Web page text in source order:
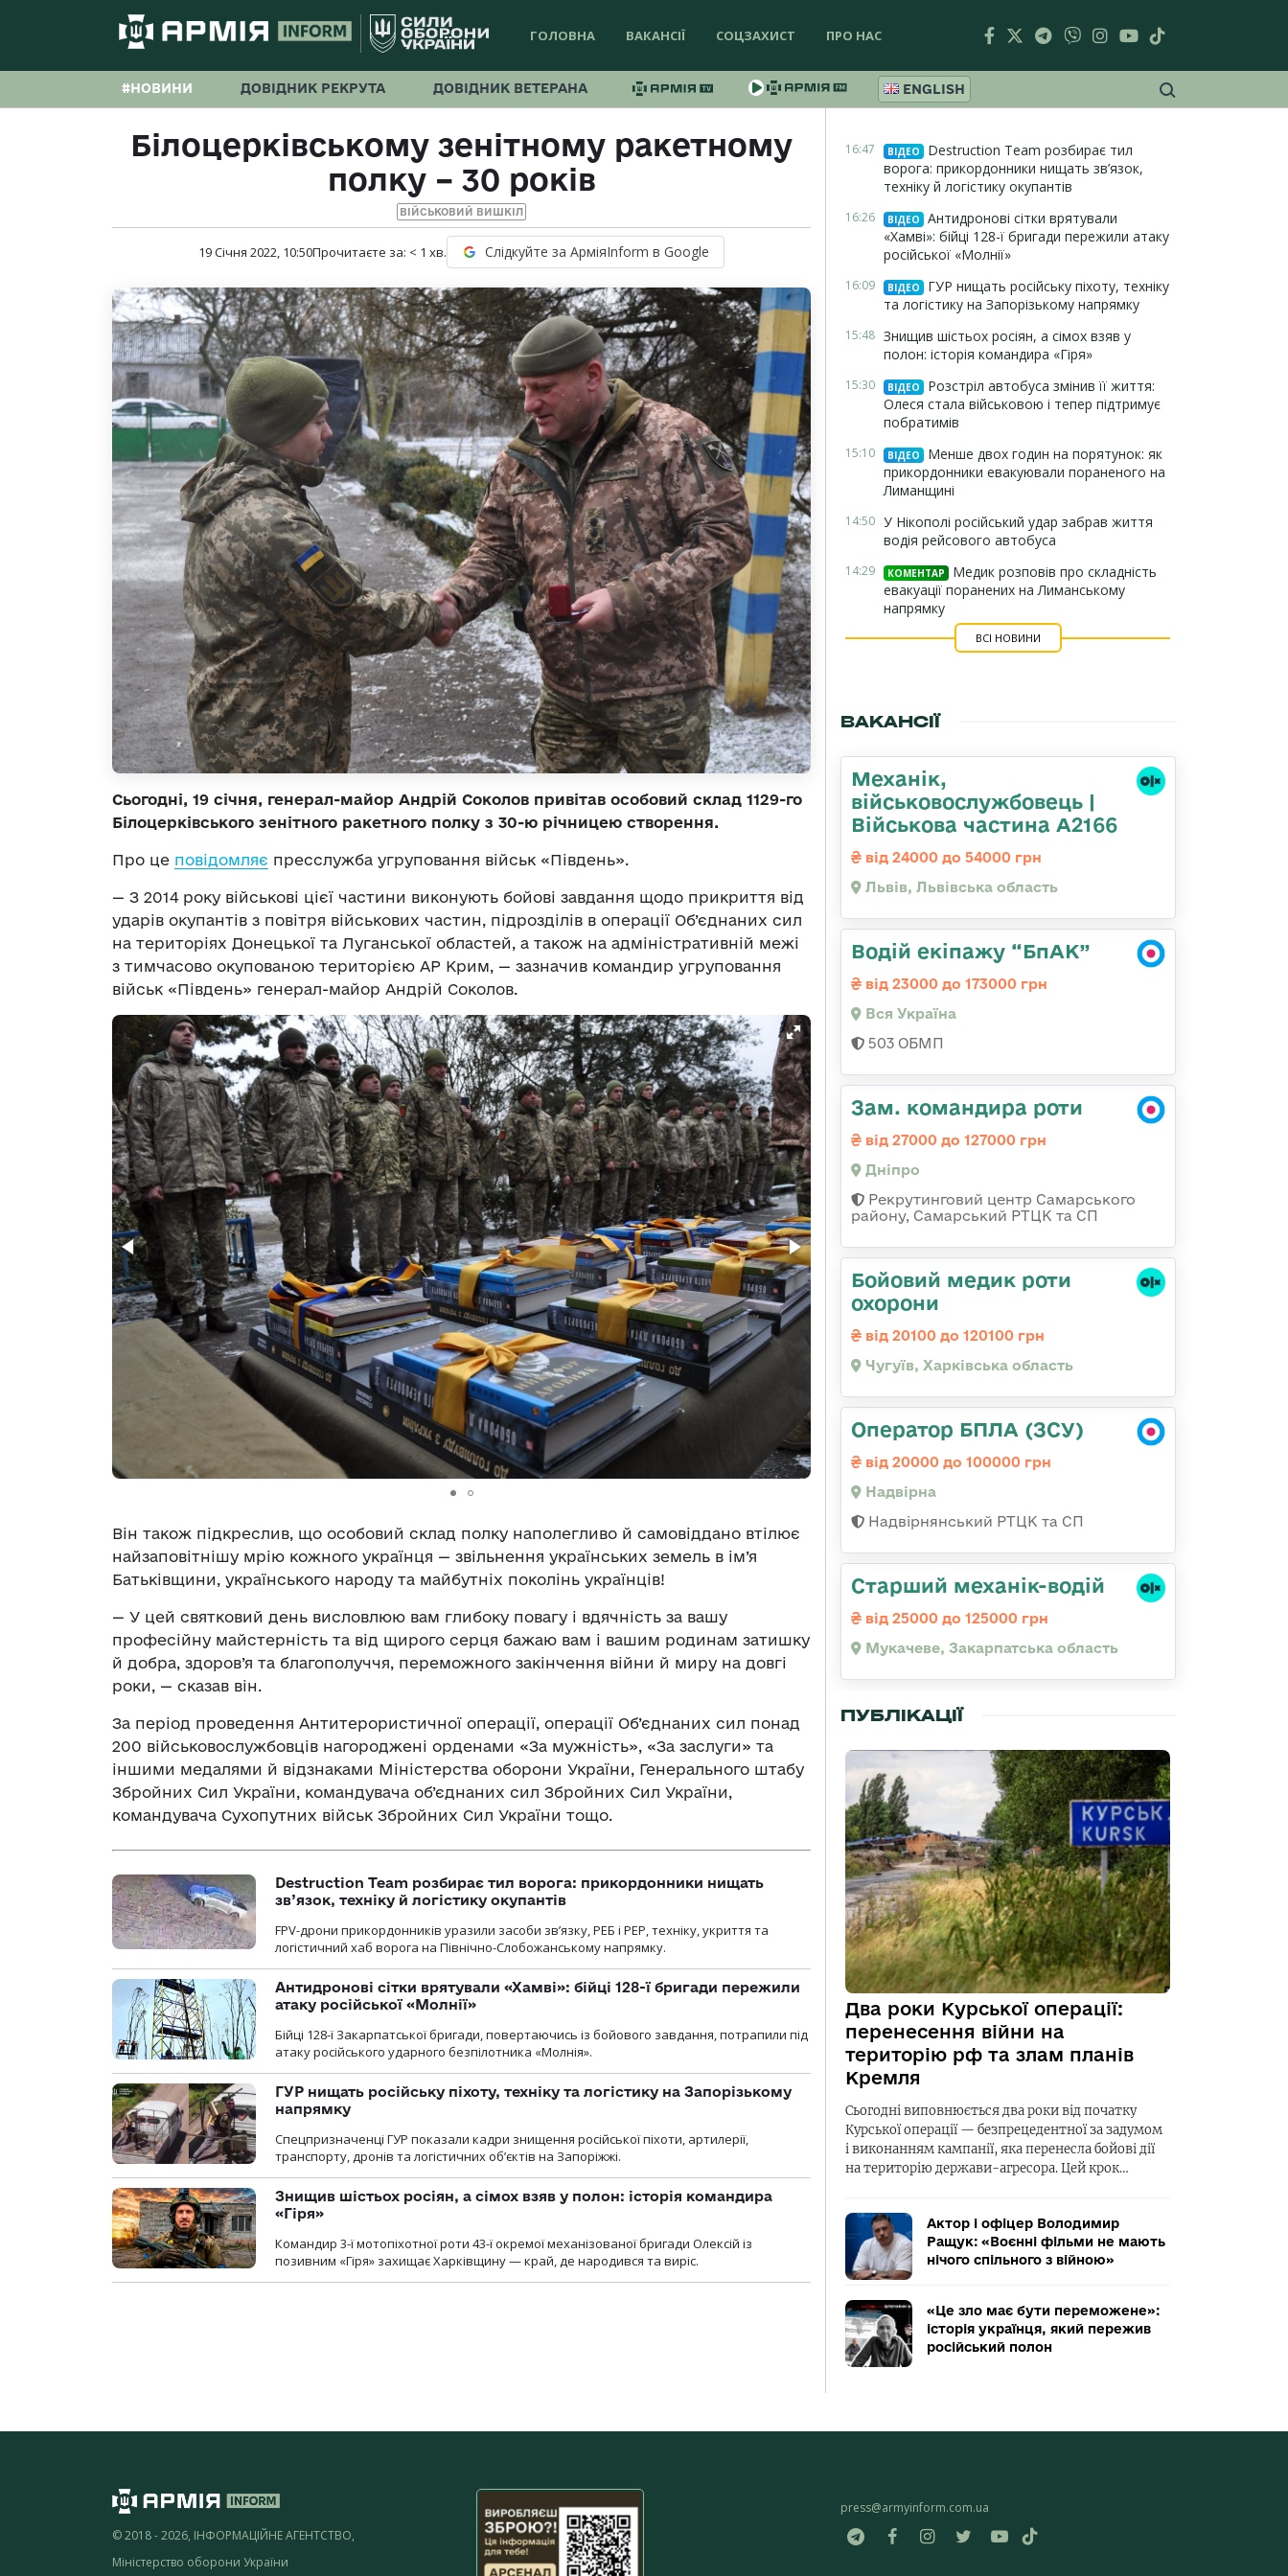
ГОЛОВНА ВАКАНСІЇ СОЦЗАХИСТ ПРО НАС
#НОВИНИ ДОВІДНИК РЕКРУТА ДОВІДНИК ВЕТЕРАНА ENGLISH
Білоцерківському зенітному ракетному
полку – 30 років
ВІЙСЬКОВИЙ ВИШКІЛ
19 Січня 2022, 10:50Прочитаєте за: < 1 хв. Слідкуйте за АрміяInform в Google
Сьогодні, 19 січня, генерал-майор Андрій Соколов привітав особовий склад 1129-го
Білоцерківського зенітного ракетного полку з 30-ю річницею створення.
Про це повідомляє пресслужба угруповання військ «Південь».
— З 2014 року військові цієї частини виконують бойові завдання щодо прикриття від
ударів окупантів з повітря військових частин, підрозділів в операції Об’єднаних сил
на територіях Донецької та Луганської областей, а також на адміністративній межі
з тимчасово окупованою територією АР Крим, — зазначив командир угруповання
військ «Південь» генерал-майор Андрій Соколов.
Він також підкреслив, що особовий склад полку наполегливо й самовіддано втілює
найзаповітнішу мрію кожного українця — звільнення українських земель в ім’я
Батьківщини, українського народу та майбутніх поколінь українців!
— У цей святковий день висловлюю вам глибоку повагу і вдячність за вашу
професійну майстерність та від щирого серця бажаю вам і вашим родинам затишку
й добра, здоров’я та благополуччя, переможного закінчення війни й миру на довгі
роки, — сказав він.
За період проведення Антитерористичної операції, операції Об’єднаних сил понад
200 військовослужбовців нагороджені орденами «За мужність», «За заслуги» та
іншими медалями й відзнаками Міністерства оборони України, Генерального штабу
Збройних Сил України, командувача об’єднаних сил Збройних Сил України,
командувача Сухопутних військ Збройних Сил України тощо.
Destruction Team розбирає тил ворога: прикордонники нищать
зв’язок, техніку й логістику окупантів
FPV-дрони прикордонників уразили засоби зв’язку, РЕБ і РЕР, техніку, укриття та
логістичний хаб ворога на Північно-Слобожанському напрямку.
Антидронові сітки врятували «Хамві»: бійці 128-ї бригади пережили
атаку російської «Молнії»
Бійці 128-ї Закарпатської бригади, повертаючись із бойового завдання, потрапили під
атаку російського ударного безпілотника «Молнія».
ГУР нищать російську піхоту, техніку та логістику на Запорізькому
напрямку
Спецпризначенці ГУР показали кадри знищення російської піхоти, артилерії,
транспорту, дронів та логістичних об’єктів на Запоріжжі.
Знищив шістьох росіян, а сімох взяв у полон: історія командира
«Гіря»
Командир 3-ї мотопіхотної роти 43-ї окремої механізованої бригади Олексій із
позивним «Гіря» захищає Харківщину — край, де народився та виріс.
16:47 ВІДЕО
Destruction Team розбирає тил
ворога: прикордонники нищать зв’язок,
техніку й логістику окупантів
16:26 ВІДЕО
Антидронові сітки врятували
«Хамві»: бійці 128-ї бригади пережили атаку
російської «Молнії»
16:09 ВІДЕО
ГУР нищать російську піхоту, техніку
та логістику на Запорізькому напрямку
15:48 Знищив шістьох росіян, а сімох взяв у
полон: історія командира «Гіря»
15:30 ВІДЕО
Розстріл автобуса змінив її життя:
Олеся стала військовою і тепер підтримує
побратимів
15:10 ВІДЕО
Менше двох годин на порятунок: як
прикордонники евакуювали пораненого на
Лиманщині
14:50 У Нікополі російський удар забрав життя
водія рейсового автобуса
14:29 КОМЕНТАР
Медик розповів про складність
евакуації поранених на Лиманському
напрямку
ВСІ НОВИНИ
ВАКАНСІЇ
Механік,
військовослужбовець |
Військова частина А2166
від 24000 до 54000 грн
Львів, Львівська область
Водій екіпажу “БпАК”
від 23000 до 173000 грн
Вся Україна
503 ОБМП
Зам. командира роти
від 27000 до 127000 грн
Дніпро
Рекрутинговий центр Самарського
району, Самарський РТЦК та СП
Бойовий медик роти
охорони
від 20100 до 120100 грн
Чугуїв, Харківська область
Оператор БПЛА (ЗСУ)
від 20000 до 100000 грн
Надвірна
Надвірнянський РТЦК та СП
Старший механік-водій
від 25000 до 125000 грн
Мукачеве, Закарпатська область
ПУБЛІКАЦІЇ
Два роки Курської операції:
перенесення війни на
територію рф та злам планів
Кремля
Сьогодні виповнюється два роки від початку
Курської операції — безпрецедентної за задумом
і виконанням кампанії, яка перенесла бойові дії
на територію держави-агресора. Цей крок…
Актор і офіцер Володимир
Ращук: «Воєнні фільми не мають
нічого спільного з війною»
«Це зло має бути переможене»:
історія українця, який пережив
російський полон
© 2018 - 2026, ІНФОРМАЦІЙНЕ АГЕНТСТВО,
Міністерство оборони України
press@armyinform.com.ua